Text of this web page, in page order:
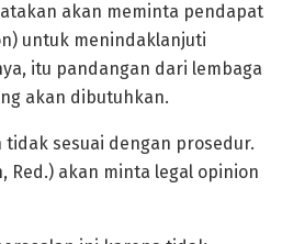
akan meminta pendapat
untuk menindaklanjuti
itu pandangan dari lembaga
akan dibutuhkan.
tidak sesuai dengan prosedur.
Red.) akan minta legal opinion